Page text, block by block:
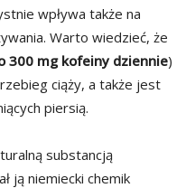
wpływa także na
Warto wiedzieć, że
300 mg kofeiny dziennie)
ciąży, a także jest
piersią.
substancją
ją niemiecki chemik